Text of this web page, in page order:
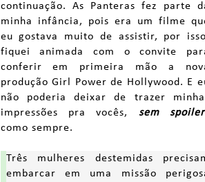
continuação. As Panteras fez parte
minha infância, pois era um filme
eu gostava muito de assistir, por
fiquei animada com o convite
conferir em primeira mão a
produção Girl Power de Hollywood. E
não poderia deixar de trazer
impressões pra vocês, sem
como sempre.
Três mulheres destemidas
embarcar em uma missão